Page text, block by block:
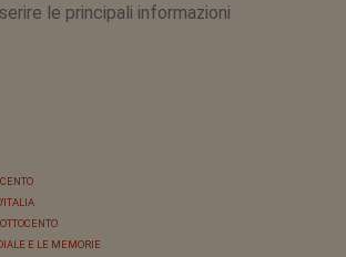
le principali informazioni
E LE MEMORIE